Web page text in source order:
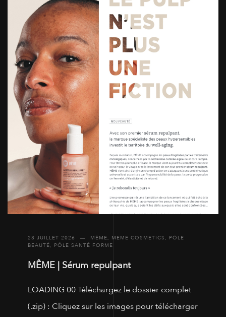
23 JUILLET 2026 MÊME, MEME COSMETICS, PÔLE
BEAUTÉ, PÔLE SANTÉ FORME
MÊME | Sérum repulpant
LOADING 00 Téléchargez le dossier complet
(.zip) : Cliquez sur les images pour télécharger